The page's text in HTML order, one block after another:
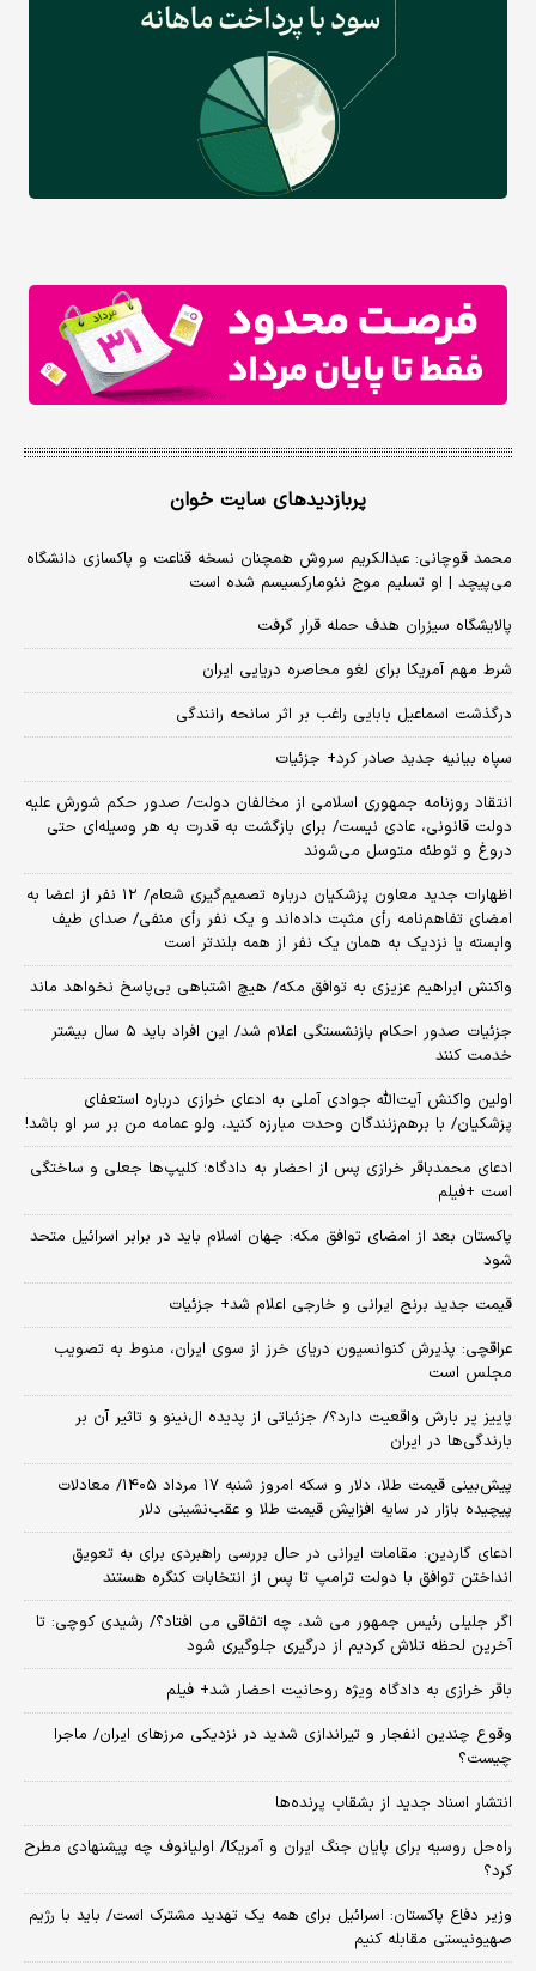
پربازدیدهای سایت خوان
محمد قوچانی: عبدالکریم سروش همچنان نسخه قناعت و پاکسازی دانشگاه
می‌پیچد | او تسلیم موج نئومارکسیسم شده است
پالایشگاه سیزران هدف حمله قرار گرفت
شرط مهم آمریکا برای لغو محاصره دریایی ایران
درگذشت اسماعیل بابایی راغب بر اثر سانحه رانندگی
سپاه بیانیه جدید صادر کرد+ جزئیات
انتقاد روزنامه جمهوری اسلامی از مخالفان دولت/ صدور حکم شورش علیه
دولت قانونی، عادی نیست/ برای بازگشت به قدرت به هر وسیله‌ای حتی
دروغ و توطئه متوسل می‌شوند
اظهارات جدید معاون پزشکیان درباره تصمیم‌گیری شعام/ ۱۲ نفر از اعضا به
امضای تفاهم‌نامه رأی مثبت داده‌اند و یک نفر رأی منفی/ صدای طیف
وابسته یا نزدیک به همان یک نفر از همه بلندتر است
واکنش ابراهیم عزیزی به توافق مکه/ هیچ اشتباهی بی‌پاسخ نخواهد ماند
جزئیات صدور احکام بازنشستگی اعلام شد/ این افراد باید ۵ سال بیشتر
خدمت کنند
اولین واکنش آیت‌الله جوادی آملی به ادعای خرازی درباره استعفای
پزشکیان/ با برهم‌زنندگان وحدت مبارزه کنید، ولو عمامه من بر سر او باشد!
ادعای محمدباقر خرازی پس از احضار به دادگاه؛ کلیپ‌ها جعلی و ساختگی
است +فیلم
پاکستان بعد از امضای توافق مکه: جهان اسلام باید در برابر اسرائیل متحد
شود
قیمت جدید برنج ایرانی و خارجی اعلام شد+ جزئیات
عراقچی: پذیرش کنوانسیون دریای خرز از سوی ایران، منوط به تصویب
مجلس است
پاییز پر بارش واقعیت دارد؟/ جزئیاتی از پدیده ال‌نینو و تاثیر آن بر
بارندگی‌ها در ایران
پیش‌بینی قیمت طلا، دلار و سکه امروز شنبه ۱۷ مرداد ۱۴۰۵/ معادلات
پیچیده بازار در سایه افزایش قیمت طلا و عقب‌نشینی دلار
ادعای گاردین: مقامات ایرانی در حال بررسی راهبردی برای به تعویق
انداختن توافق با دولت ترامپ تا پس از انتخابات کنگره هستند
اگر جلیلی رئیس جمهور می شد، چه اتفاقی می افتاد؟/ رشیدی کوچی: تا
آخرین لحظه تلاش کردیم از درگیری جلوگیری شود
باقر خرازی به دادگاه ویژه روحانیت احضار شد+ فیلم
وقوع چندین انفجار و تیراندازی شدید در نزدیکی مرز‌های ایران/ ماجرا
چیست؟
انتشار اسناد جدید از بشقاب پرنده‌ها
راه‌حل روسیه برای پایان جنگ ایران و آمریکا/ اولیانوف چه پیشنهادی مطرح
کرد؟
وزیر دفاع پاکستان: اسرائیل برای همه یک تهدید مشترک است/ باید با رژیم
صهیونیستی مقابله کنیم